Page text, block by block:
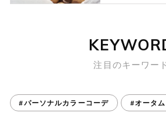
注目のキーワー
#パーソナルカラーコーデ #オータム